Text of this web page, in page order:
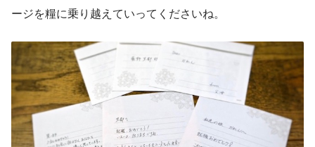
ージを糧に乗り越えていってくださいね。